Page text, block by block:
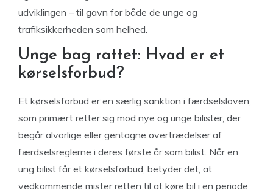
udviklingen – til gavn for både de unge og
trafiksikkerheden som helhed.
Unge bag rattet: Hvad er et
kørselsforbud?
Et kørselsforbud er en særlig sanktion i færdselsloven,
som primært retter sig mod nye og unge bilister, der
begår alvorlige eller gentagne overtrædelser af
færdselsreglerne i deres første år som bilist. Når en
ung bilist får et kørselsforbud, betyder det, at
vedkommende mister retten til at køre bil i en periode